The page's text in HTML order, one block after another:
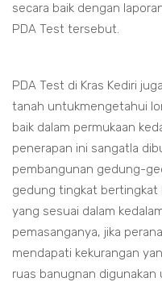
secara baik dengan
PDA Test tersebut.
PDA Test di Kras Kediri
tanah untukmengetahui
baik dalam permukaan
penerapan ini sangatla
pembangunan gedung-
gedung tingkat bertingkat
yang sesuai dalam
pemasanganya, jika
mendapati kekurangan
ruas banugnan